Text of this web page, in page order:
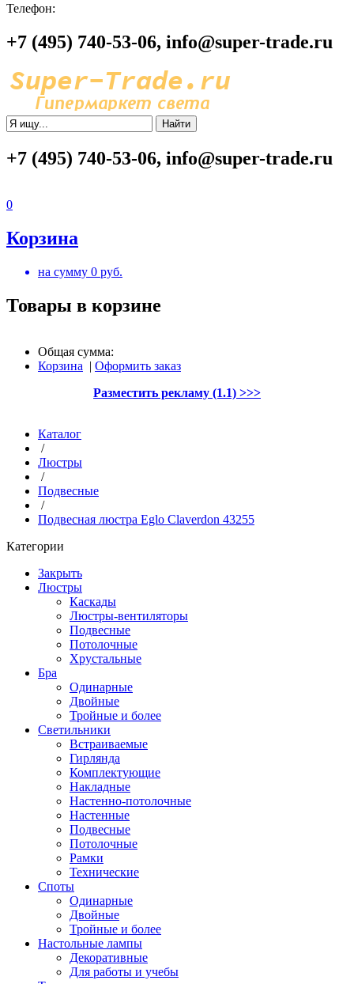
Телефон:
+7 (495) 740-53-06, info@super-trade.ru
Найти
+7 (495) 740-53-06, info@super-trade.ru
0
Корзина
на сумму 0 руб.
Товары в корзине
Общая сумма:
Корзина | Оформить заказ
Разместить рекламу (1.1) >>>
Каталог
/
Люстры
/
Подвесные
/
Подвесная люстра Eglo Claverdon 43255
Категории
Закрыть
Люстры
Каскады
Люстры-вентиляторы
Подвесные
Потолочные
Хрустальные
Бра
Одинарные
Двойные
Тройные и более
Светильники
Встраиваемые
Гирлянда
Комплектующие
Накладные
Настенно-потолочные
Настенные
Подвесные
Потолочные
Рамки
Технические
Споты
Одинарные
Двойные
Тройные и более
Настольные лампы
Декоративные
Для работы и учебы